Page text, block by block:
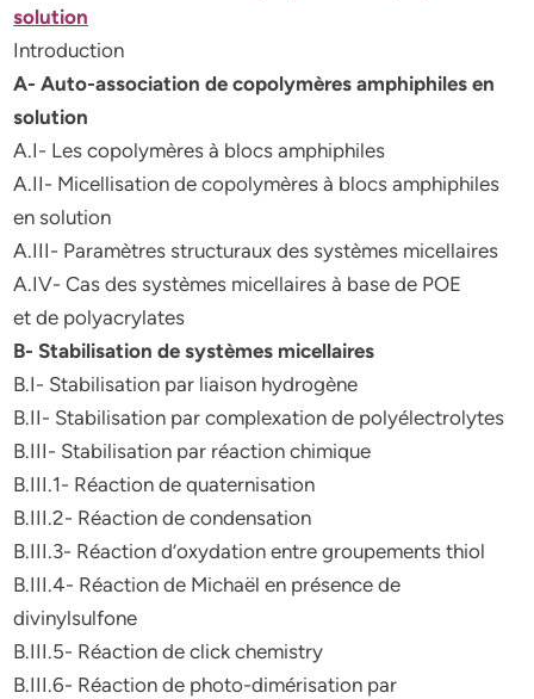
solution
Introduction
A- Auto-association de copolymères amphiphiles en
solution
A.I- Les copolymères à blocs amphiphiles
A.II- Micellisation de copolymères à blocs amphiphiles
en solution
A.III- Paramètres structuraux des systèmes micellaires
A.IV- Cas des systèmes micellaires à base de POE
et de polyacrylates
B- Stabilisation de systèmes micellaires
B.I- Stabilisation par liaison hydrogène
B.II- Stabilisation par complexation de polyélectrolytes
B.III- Stabilisation par réaction chimique
B.III.1- Réaction de quaternisation
B.III.2- Réaction de condensation
B.III.3- Réaction d’oxydation entre groupements thiol
B.III.4- Réaction de Michaël en présence de
divinylsulfone
B.III.5- Réaction de click chemistry
B.III.6- Réaction de photo-dimérisation par